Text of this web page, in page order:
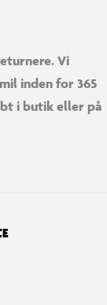
Vi
inden for 365
i butik eller på